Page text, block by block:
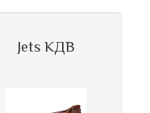
Jets КДВ